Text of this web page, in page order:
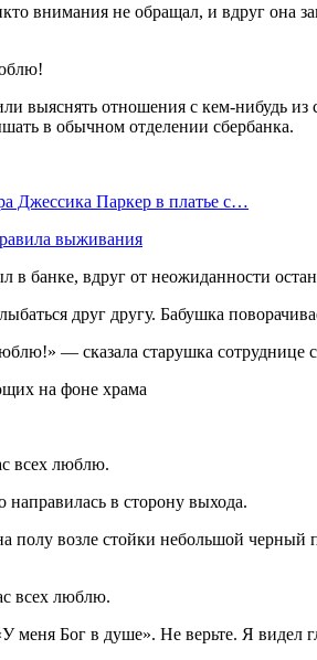
внимания не обращал, и вдруг она
выяснять отношения с кем-нибудь
в обычном отделении сбербанка.
Джессика Паркер в платье с…
выживания
банке, вдруг от неожиданности
друг другу. Бабушка
на фоне храма
всех люблю.
в сторону выхода.
полу возле стойки небольшой черный
всех люблю.
меня Бог в душе». Не верьте. Я видел